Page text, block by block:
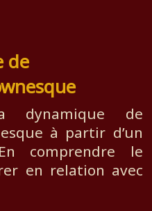
de
dynamique de
à partir d’un
comprendre le
en relation avec